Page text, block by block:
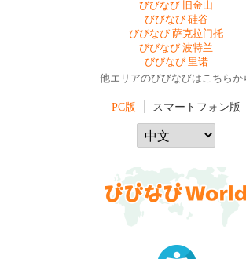
びびなび 旧金山
びびなび 硅谷
びびなび 萨克拉门托
びびなび 波特兰
びびなび 里诺
他エリアのびびなびはこちらか
PC版 スマートフォン版